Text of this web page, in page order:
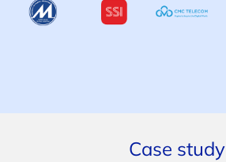
Case study